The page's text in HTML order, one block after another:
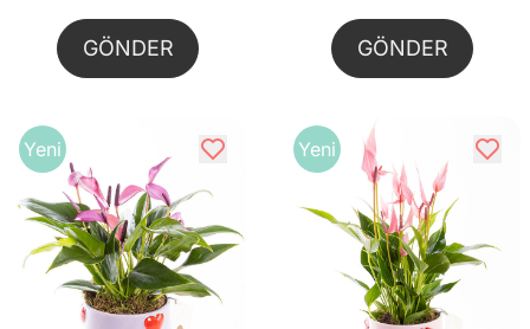
GÖNDER GÖNDER
Yeni Yeni